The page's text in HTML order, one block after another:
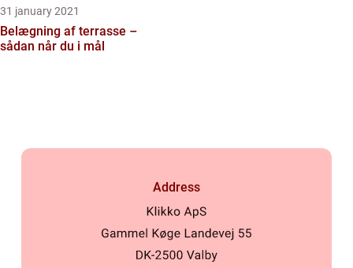
31 january 2021
Belægning af terrasse –
sådan når du i mål
Address